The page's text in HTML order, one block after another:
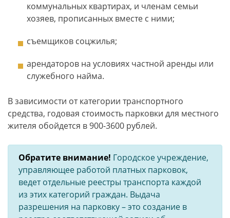
коммунальных квартирах, и членам семьи
хозяев, прописанных вместе с ними;
съемщиков соцжилья;
арендаторов на условиях частной аренды или
служебного найма.
В зависимости от категории транспортного
средства, годовая стоимость парковки для местного
жителя обойдется в 900-3600 рублей.
Обратите внимание! Городское учреждение,
управляющее работой платных парковок,
ведет отдельные реестры транспорта каждой
из этих категорий граждан. Выдача
разрешения на парковку – это создание в